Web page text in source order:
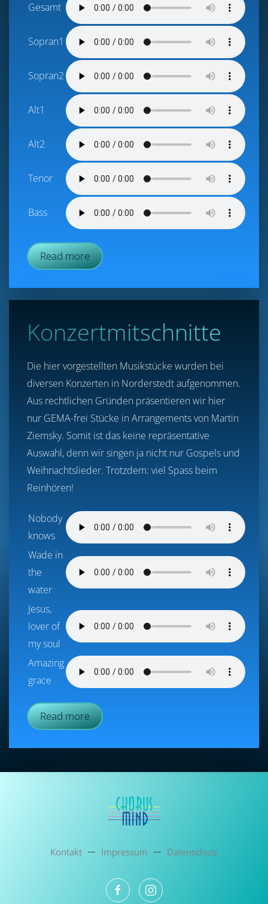
Gesamt
Sopran1
Sopran2
Alt1
Alt2
Tenor
Bass
Read more
Konzertmitschnitte
Die hier vorgestellten Musikstücke wurden bei
diversen Konzerten in Norderstedt aufgenommen.
Aus rechtlichen Gründen präsentieren wir hier
nur GEMA-frei Stücke in Arrangements von Martin
Ziemsky. Somit ist das keine repräsentative
Auswahl, denn wir singen ja nicht nur Gospels und
Weihnachtslieder. Trotzdem: viel Spass beim
Reinhören!
Nobody
knows
Wade in
the
water
Jesus,
lover of
my soul
Amazing
grace
Read more
Kontakt Impressum Datenschutz